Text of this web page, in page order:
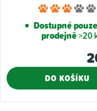
Dostupné
prodejně>20
DO KOŠÍKU